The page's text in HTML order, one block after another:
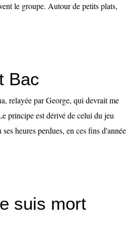
le groupe. Autour de petits plats,
Bac
relayée par George, qui devrait me
principe est dérivé de celui du jeu
heures perdues, en ces fins d'année
suis mort